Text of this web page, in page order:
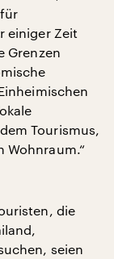
einiger Zeit
Grenzen
Tourismus,
Wohnraum.“
die
seien